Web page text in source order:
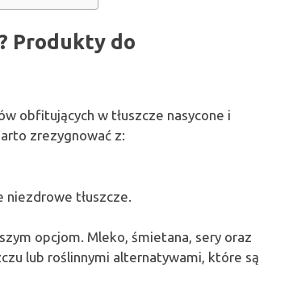
Produkty do
obfitujących w tłuszcze nasycone i
zrezygnować z:
tłuszcze.
opcjom. Mleko, śmietana, sery oraz
lub roślinnymi alternatywami, które są